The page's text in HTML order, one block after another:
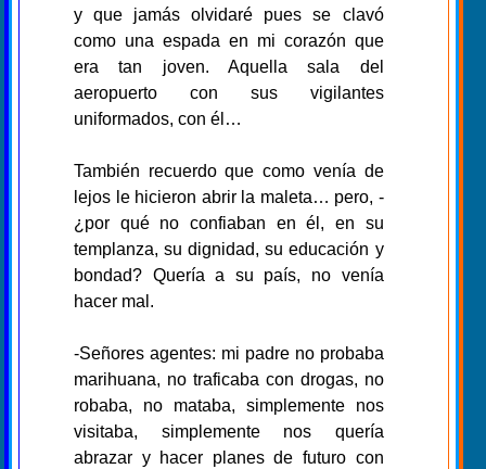
y que jamás olvidaré pues se clavó
como una espada en mi corazón que
era tan joven. Aquella sala del
aeropuerto con sus vigilantes
uniformados, con él…
También recuerdo que como venía de
lejos le hicieron abrir la maleta… pero, -
¿por qué no confiaban en él, en su
templanza, su dignidad, su educación y
bondad? Quería a su país, no venía
hacer mal.
-Señores agentes: mi padre no probaba
marihuana, no traficaba con drogas, no
robaba, no mataba, simplemente nos
visitaba, simplemente nos quería
abrazar y hacer planes de futuro con